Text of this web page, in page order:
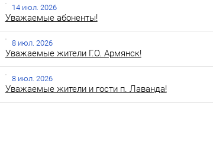
14 июл. 2026
Уважаемые абоненты!
8 июл. 2026
Уважаемые жители Г.О. Армянск!
8 июл. 2026
Уважаемые жители и гости п. Лаванда!